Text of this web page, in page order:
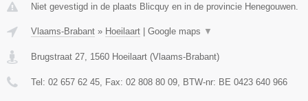
Niet gevestigd in de plaats Blicquy en in de provincie Henegouwen.
Vlaams-Brabant » Hoeilaart | Google maps ▼
Brugstraat 27 1560 Hoeilaart (Vlaams-Brabant)
Tel: 02 657 62 45 , Fax: 02 808 80 09 , BTW-nr: BE 0423 640 966